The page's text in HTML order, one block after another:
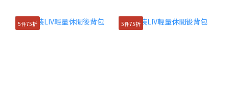
5件75折 5件75折